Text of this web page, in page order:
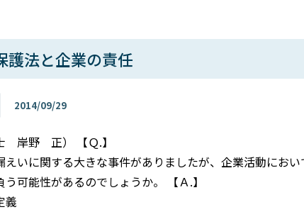
護法と企業の責任
2014/09/29
岸野 正） 【Ｑ.】
えいに関する大きな事件がありましたが、企業活動にお
可能性があるのでしょうか。 【Ａ.】
義